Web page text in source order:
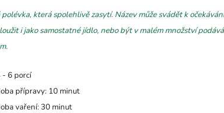
která spolehlivě zasytí. Název může svádět k
i jako samostatné jídlo, nebo být v malém množství
- 6 porcí
přípravy: 10 minut
vaření: 30 minut